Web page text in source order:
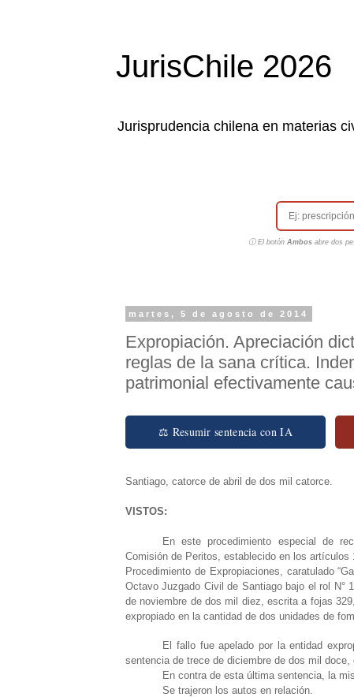
JurisChile 2026
Jurisprudencia chilena en materias
ⓘ El botón Ambosabre dos
martes, 5 de agosto de 2014
Expropiación. Apreciación
reglas de la sana crítica.
patrimonial efectivamente
⚖ Resumir sentencia con IA
Santiago, catorce de abril de dos mil catorce.
VISTOS:
En este procedimiento especial de
Comisión de Peritos, establecido en los artículos
Procedimiento de Expropiaciones, caratulado
Octavo Juzgado Civil de Santiago bajo el rol N°
de noviembre de dos mil diez, escrita a fojas
expropiado en la cantidad de dos unidades de
El fallo fue apelado por la entidad
sentencia de trece de diciembre de dos mil
En contra de esta última sentencia, la
Se trajeron los autos en relación.